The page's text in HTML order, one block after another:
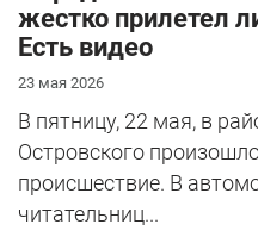
жестко прилетел
Есть видео
23 мая 2026
В пятницу, 22 мая, в
Островского
происшествие. В
читательниц...